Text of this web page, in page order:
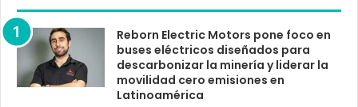
Reborn Electric Motors pone foco en
buses eléctricos diseñados para
descarbonizar la minería y liderar la
movilidad cero emisiones en
Latinoamérica